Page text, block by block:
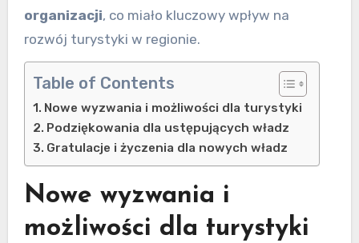
organizacji, co miało kluczowy wpływ na
rozwój turystyki w regionie.
Table of Contents
Nowe wyzwania i możliwości dla turystyki
Podziękowania dla ustępujących władz
Gratulacje i życzenia dla nowych władz
Nowe wyzwania i
możliwości dla turystyki